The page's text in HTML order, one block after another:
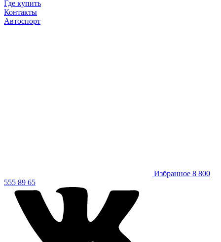
Где купить
Контакты
Автоспорт
Избранное 8 800
555 89 65